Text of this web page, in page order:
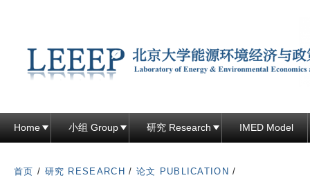
到
页
主
要
Home 小组 Group 研究 Research IMED Model
首页 / 研究 RESEARCH / 论文 PUBLICATION /